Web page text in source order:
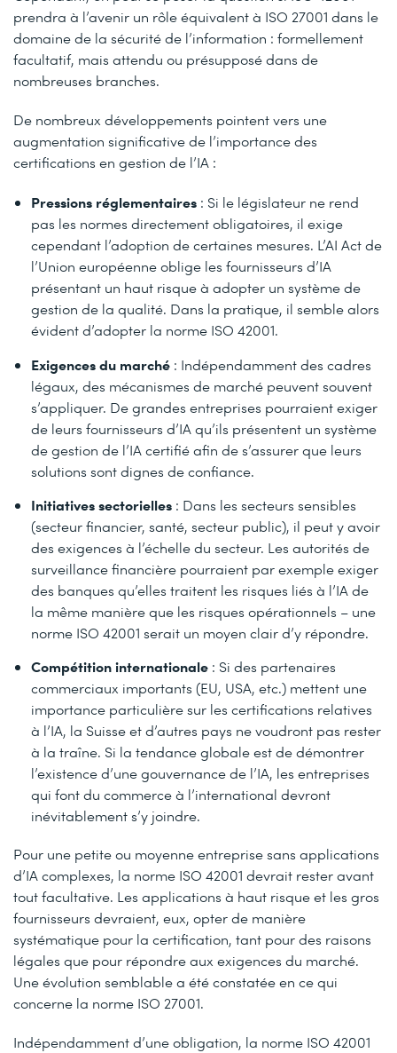
prendra à l’avenir un rôle équivalent à ISO 27001 dans le
domaine de la sécurité de l’information : formellement
facultatif, mais attendu ou présupposé dans de
nombreuses branches.
De nombreux développements pointent vers une
augmentation significative de l’importance des
certifications en gestion de l’IA :
Pressions réglementaires : Si le législateur ne rend
pas les normes directement obligatoires, il exige
cependant l’adoption de certaines mesures. L’AI Act de
l’Union européenne oblige les fournisseurs d’IA
présentant un haut risque à adopter un système de
gestion de la qualité. Dans la pratique, il semble alors
évident d’adopter la norme ISO 42001.
Exigences du marché : Indépendamment des cadres
légaux, des mécanismes de marché peuvent souvent
s’appliquer. De grandes entreprises pourraient exiger
de leurs fournisseurs d’IA qu’ils présentent un système
de gestion de l’IA certifié afin de s’assurer que leurs
solutions sont dignes de confiance.
Initiatives sectorielles : Dans les secteurs sensibles
(secteur financier, santé, secteur public), il peut y avoir
des exigences à l’échelle du secteur. Les autorités de
surveillance financière pourraient par exemple exiger
des banques qu’elles traitent les risques liés à l’IA de
la même manière que les risques opérationnels – une
norme ISO 42001 serait un moyen clair d’y répondre.
Compétition internationale : Si des partenaires
commerciaux importants (EU, USA, etc.) mettent une
importance particulière sur les certifications relatives
à l’IA, la Suisse et d’autres pays ne voudront pas rester
à la traîne. Si la tendance globale est de démontrer
l’existence d’une gouvernance de l’IA, les entreprises
qui font du commerce à l’international devront
inévitablement s’y joindre.
Pour une petite ou moyenne entreprise sans applications
d’IA complexes, la norme ISO 42001 devrait rester avant
tout facultative. Les applications à haut risque et les gros
fournisseurs devraient, eux, opter de manière
systématique pour la certification, tant pour des raisons
légales que pour répondre aux exigences du marché.
Une évolution semblable a été constatée en ce qui
concerne la norme ISO 27001.
Indépendamment d’une obligation, la norme ISO 42001